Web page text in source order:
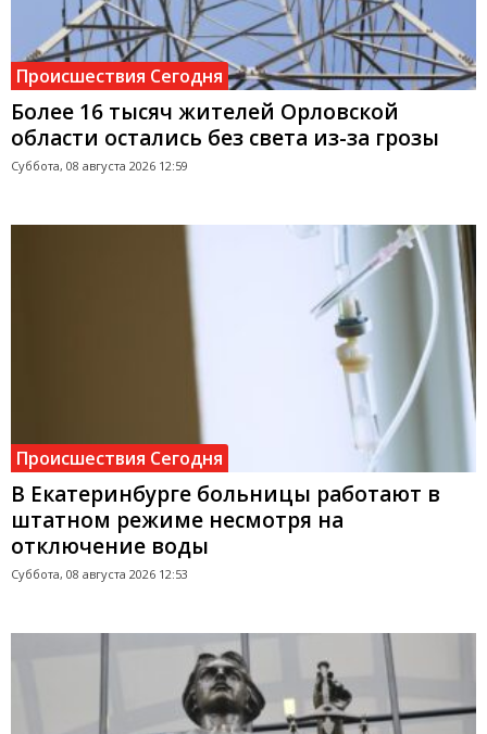
Происшествия Сегодня
Более 16 тысяч жителей Орловской
области остались без света из-за грозы
Суббота, 08 августа 2026 12:59
Происшествия Сегодня
В Екатеринбурге больницы работают в
штатном режиме несмотря на
отключение воды
Суббота, 08 августа 2026 12:53